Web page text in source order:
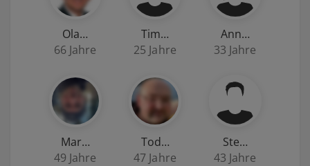
Ola…
66 Jahre
Tim…
25 Jahre
Ann…
33 Jahre
Mar…
49 Jahre
Tod…
47 Jahre
Ste…
43 Jahre